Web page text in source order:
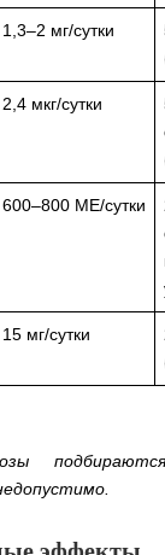
1,3–2 мг/сутки
2,4 мкг/сутки
600–800 МЕ/сутки
15 мг/сутки
подбираются